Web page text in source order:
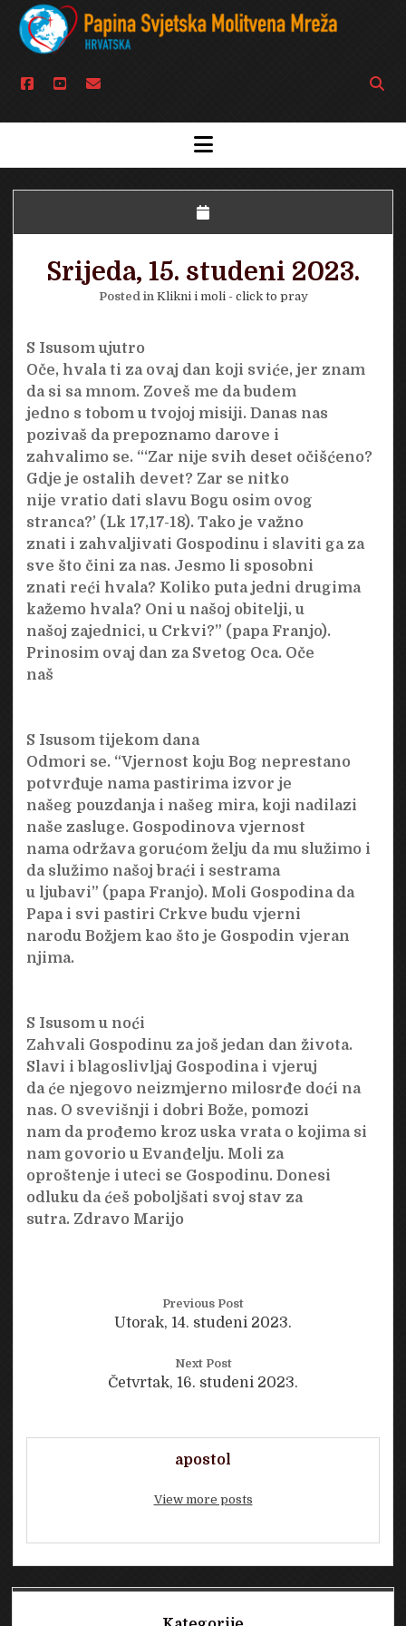
facebook
youtubeemail
Open
bar
open
menu
Srijeda, 15. studeni 2023.
Posted in Klikni i moli - click to pray
S Isusom ujutro
Oče, hvala ti za ovaj dan koji sviće, jer znam
da si sa mnom. Zoveš me da budem
jedno s tobom u tvojoj misiji. Danas nas
pozivaš da prepoznamo darove i
zahvalimo se. “‘Zar nije svih deset očišćeno?
Gdje je ostalih devet? Zar se nitko
nije vratio dati slavu Bogu osim ovog
stranca?’ (Lk 17,17-18). Tako je važno
znati i zahvaljivati Gospodinu i slaviti ga za
sve što čini za nas. Jesmo li sposobni
znati reći hvala? Koliko puta jedni drugima
kažemo hvala? Oni u našoj obitelji, u
našoj zajednici, u Crkvi?” (papa Franjo).
Prinosim ovaj dan za Svetog Oca. Oče
naš
S Isusom tijekom dana
Odmori se. “Vjernost koju Bog neprestano
potvrđuje nama pastirima izvor je
našeg pouzdanja i našeg mira, koji nadilazi
naše zasluge. Gospodinova vjernost
nama održava gorućom želju da mu služimo i
da služimo našoj braći i sestrama
u ljubavi” (papa Franjo). Moli Gospodina da
Papa i svi pastiri Crkve budu vjerni
narodu Božjem kao što je Gospodin vjeran
njima.
S Isusom u noći
Zahvali Gospodinu za još jedan dan života.
Slavi i blagoslivljaj Gospodina i vjeruj
da će njegovo neizmjerno milosrđe doći na
nas. O svevišnji i dobri Bože, pomozi
nam da prođemo kroz uska vrata o kojima si
nam govorio u Evanđelju. Moli za
oproštenje i uteci se Gospodinu. Donesi
odluku da ćeš poboljšati svoj stav za
sutra. Zdravo Marijo
Previous Post
Utorak, 14. studeni 2023.
Next Post
Četvrtak, 16. studeni 2023.
apostol
View more posts